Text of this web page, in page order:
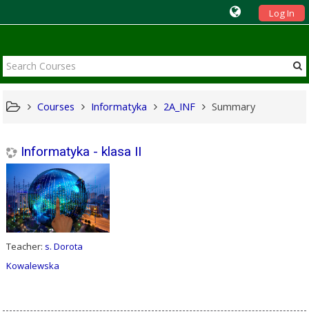
Log In
Courses Informatyka 2A_INF Summary
Informatyka - klasa II
Teacher: s. Dorota
Kowalewska